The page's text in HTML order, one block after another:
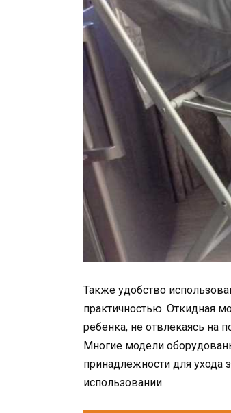
Также удобство
практичностью. Откидная
ребенка, не отвлекаясь на
Многие модели
принадлежности для
использовании.